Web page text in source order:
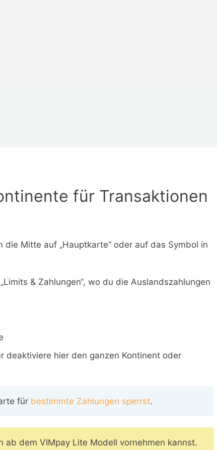
für Transaktionen
Mitte auf „Hauptkarte“ oder auf das Symbol in
& Zahlungen“, wo du die Auslandszahlungen
deaktiviere hier den ganzen Kontinent oder
für bestimmte Zahlungen sperrst.
dem VIMpay Lite Modell vornehmen kannst.